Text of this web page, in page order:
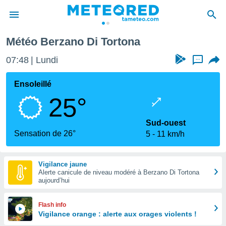
de
Météo Berzano Di Tortona
07:48 Lundi ...
Ensoleillé
25°
Sensation de 26°
Sud-ouest
5
11 km/h
Vigilance jaune
Alerte canicule de niveau modéré à Berzano Di Tortona
aujourd’hui
Flash info
Vigilance orange : alerte aux orages violents !